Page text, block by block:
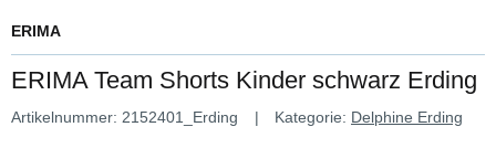
ERIMA
ERIMA Team Shorts Kinder schwarz Erding
Artikelnummer: 2152401_Erding Kategorie: Delphine Erding